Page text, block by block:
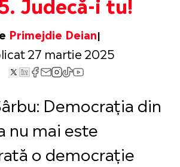
Primejdie Deian
27 martie 2025
Democrația din
nu mai este
o democrație